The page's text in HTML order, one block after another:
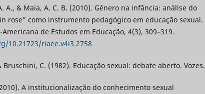
A., & Maia, A. C. B. (2010). Gênero na infância: análise do
rose” como instrumento pedagógico em educação sexual.
de Estudos em Educação, 4(3), 309–319.
10.21723/riaee.v4i3.2758
Bruschini, C. (1982). Educação sexual: debate aberto. Vozes.
A institucionalização do conhecimento sexual